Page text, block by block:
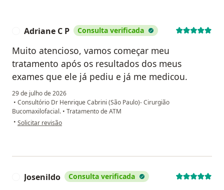
Adriane C P Consulta verificada
Muito atencioso, vamos começar meu
tratamento após os resultados dos meus
exames que ele já pediu e já me medicou.
29 de julho de 2026
• Consultório Dr Henrique Cabrini (São Paulo)- Cirurgião
Bucomaxilofacial. • Tratamento de ATM
• na opinião do utilizador Adriane C P
Solicitar revisão
Josenildo Consulta verificada